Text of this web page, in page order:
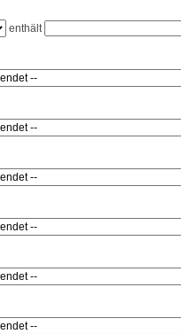
enthält